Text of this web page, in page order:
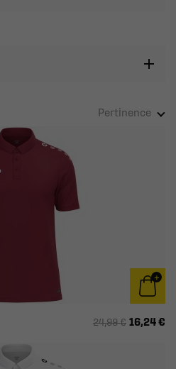
Pertinence
24,99 € 16,24 €